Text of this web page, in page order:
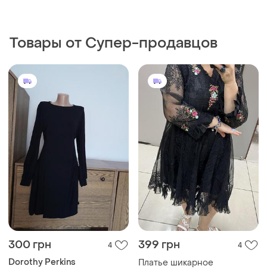
Товары от Супер-продавцов
300 грн 4
Dorothy Perkins
399 грн 4
Платье шикарное